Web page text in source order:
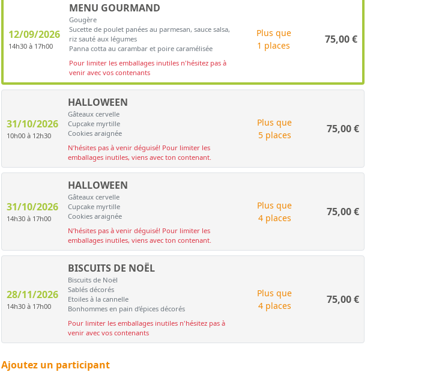
12/09/2026
14h30 à 17h00
MENU GOURMAND
Gougère
Sucette de poulet panées au parmesan, sauce salsa,
riz sauté aux légumes
Panna cotta au carambar et poire caramélisée
Pour limiter les emballages inutiles n'hésitez pas à
venir avec vos contenants
Plus que
1 places
75,00€
31/10/2026
10h00 à 12h30
HALLOWEEN
Gâteaux cervelle
Cupcake myrtille
Cookies araignée
N’hésites pas à venir déguisé! Pour limiter les
emballages inutiles, viens avec ton contenant.
Plus que
5 places
75,00€
31/10/2026
14h30 à 17h00
HALLOWEEN
Gâteaux cervelle
Cupcake myrtille
Cookies araignée
N’hésites pas à venir déguisé! Pour limiter les
emballages inutiles, viens avec ton contenant.
Plus que
4 places
75,00€
28/11/2026
14h30 à 17h00
BISCUITS DE NOËL
Biscuits de Noël
Sablés décorés
Etoiles à la cannelle
Bonhommes en pain d’épices décorés
Pour limiter les emballages inutiles n'hésitez pas à
venir avec vos contenants
Plus que
4 places
75,00€
Ajoutez un participant